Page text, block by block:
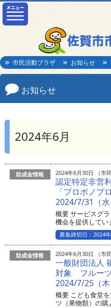
市民活動プラザ お知らせ
お知らせ
2024年6月
助成金情報 2024年6月30日 （市
認定特定非営
「プロボノプ
2024/7/31（水
概要 サービスグ
機会を提供してい
募集締切日：2024
助成金情報 2024年6月30日 （市
一般財団法人
対象 フルーツ
2024/7/25（木
概要 こども食堂
ツ（果物類）の